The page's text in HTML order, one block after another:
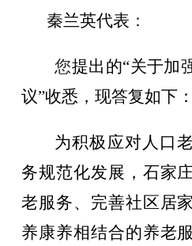
秦兰英代表 ：
您提出的“关于加
议”收悉，现答复如下：
为积极应对人口
务规范化发展，石家
老服务、完善社区居
养康养相结合的养老